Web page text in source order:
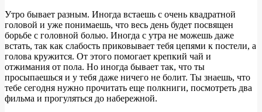
Утро бывает разным. Иногда встаешь с очень квадратной
головой и уже понимаешь, что весь день будет посвящен
борьбе с головной болью. Иногда с утра не можешь даже
встать, так как слабость приковывает тебя цепями к постели, а
голова кружится. От этого помогает крепкий чай и
отжимания от пола. Но иногда бывает так, что ты
просыпаешься и у тебя даже ничего не болит. Ты знаешь, что
тебе сегодня нужно прочитать еще полкниги, посмотреть два
фильма и прогуляться до набережной.